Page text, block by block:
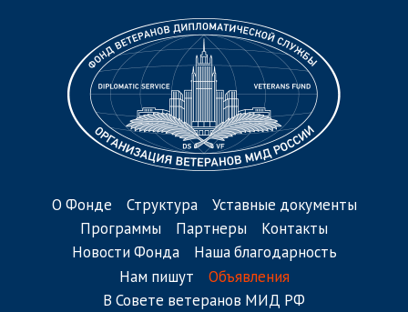
О Фонде Структура
Уставные документы
Программы
Партнеры
Контакты
Новости Фонда
Наша благодарность
Нам пишут
Объявления
В Совете ветеранов МИД РФ